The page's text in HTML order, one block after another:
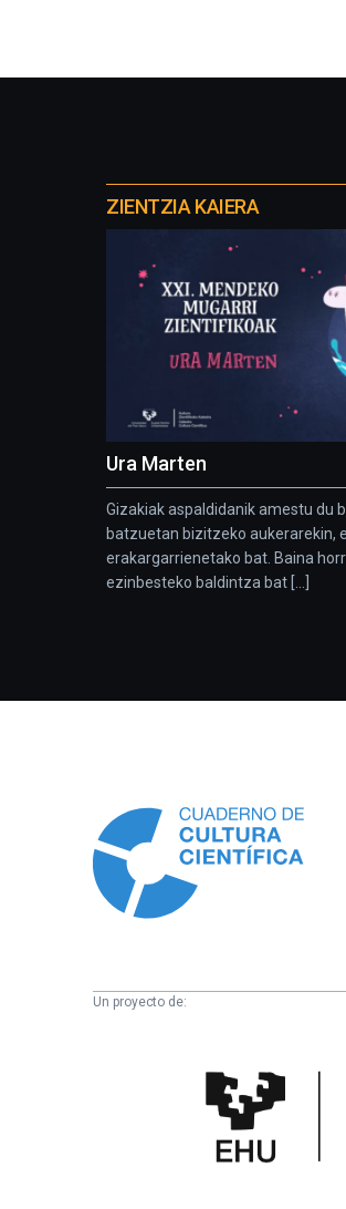
proyectos
ZIENTZIA KAIERA
Ura Marten
Gizakiak aspaldidanik amestu du
batzuetan bizitzeko aukerarekin,
erakargarrienetako bat. Baina
ezinbesteko baldintza bat [...]
Un proyecto de:
Científica